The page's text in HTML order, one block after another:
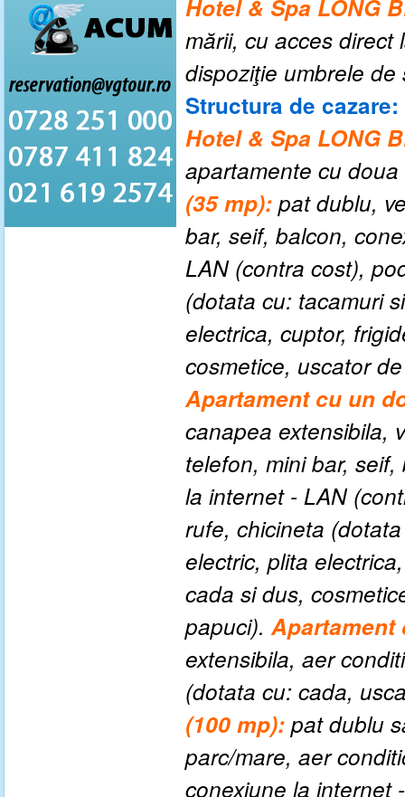
Hotel & Spa LONG
mării, cu acces direct
dispoziţie umbrele
Structura de cazare:
Hotel & Spa LONG
apartamente cu
(35 mp): pat dublu,
bar, seif, balcon,
LAN (contra cost),
(dotata cu: tacamuri
electrica, cuptor,
cosmetice, uscator
Apartament cu un
canapea extensibila,
telefon, mini bar,
la internet - LAN
rufe, chicineta
electric, plita
cada si dus,
papuci).
extensibila, aer
(dotata cu: cada,
(100 mp): pat dublu
parc/mare, aer
conexiune la internet